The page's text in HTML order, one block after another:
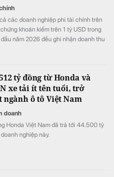
các doanh nghiệp phi tài chính trên
khoán kiếm trên 1 tỷ USD trong
năm 2026 đều ghi nhận doanh thu
tỷ đồng từ Honda và
xe tải ít tên tuổi, trở
ô tô Việt Nam
doanh
Honda Việt Nam đã trả tới 44.500 tỷ
nghiệp này.